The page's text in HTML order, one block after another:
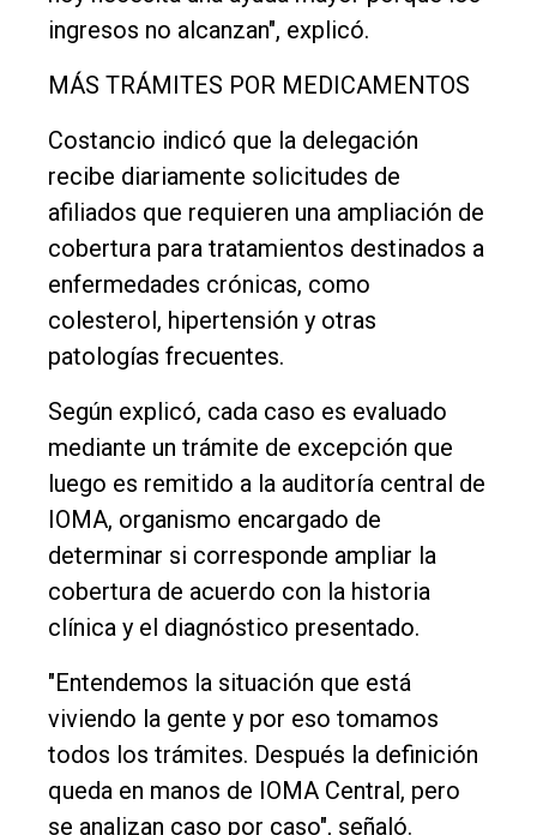
ingresos no alcanzan", explicó.
MÁS TRÁMITES POR MEDICAMENTOS
Costancio indicó que la delegación
recibe diariamente solicitudes de
afiliados que requieren una ampliación de
cobertura para tratamientos destinados a
enfermedades crónicas, como
colesterol, hipertensión y otras
patologías frecuentes.
Según explicó, cada caso es evaluado
mediante un trámite de excepción que
luego es remitido a la auditoría central de
IOMA, organismo encargado de
determinar si corresponde ampliar la
cobertura de acuerdo con la historia
clínica y el diagnóstico presentado.
"Entendemos la situación que está
viviendo la gente y por eso tomamos
todos los trámites. Después la definición
queda en manos de IOMA Central, pero
se analizan caso por caso", señaló.